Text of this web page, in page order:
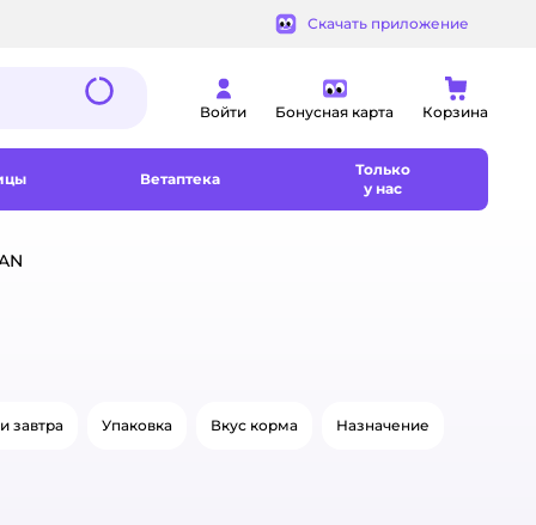
Скачать приложение
Войти Бонусная карта Корзина
Ветаптека
Только
у нас
завтра Упаковка Вкус корма Назначение